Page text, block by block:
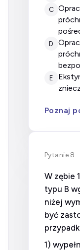
C opracowanie ubytku
D
opracowanie ubytku
E
ekstyrpacja miazgi w
Poznaj
Pytanie 8
W zębie
typu B
niżej
być
1)